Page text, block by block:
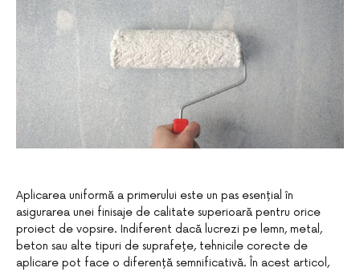
Aplicarea uniformă a primerului este un pas esențial în
asigurarea unei finisaje de calitate superioară pentru orice
proiect de vopsire. Indiferent dacă lucrezi pe lemn, metal,
beton sau alte tipuri de suprafețe, tehnicile corecte de
aplicare pot face o diferență semnificativă. În acest articol,